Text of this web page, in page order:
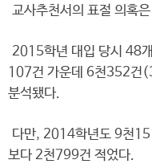
교사추천서의 표절 의혹
2015학년 대입 당시 48
107건 가운데 6천352건
분석됐다.
다만, 2014학년도 9천
보다 2천799건 적었다.